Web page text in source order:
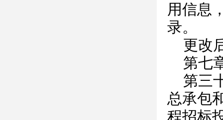
用信息
录。
更改
第七
第三
总承包
程招标